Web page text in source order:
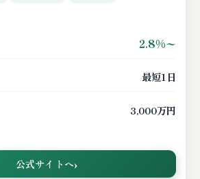
2.8%〜
最短1日
3,000万円
公式サイトへ